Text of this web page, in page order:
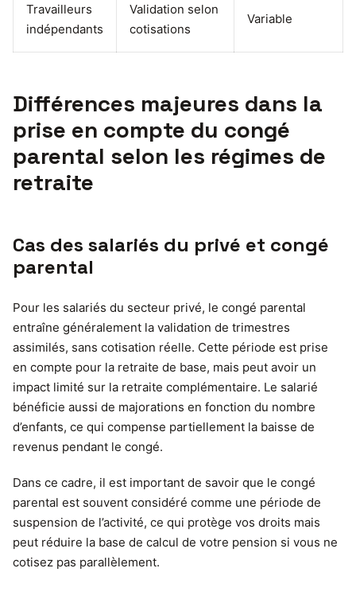
Travailleurs
indépendants
Validation selon
cotisations
Variable
Différences majeures dans la
prise en compte du congé
parental selon les régimes de
retraite
Cas des salariés du privé et congé
parental
Pour les salariés du secteur privé, le congé parental
entraîne généralement la validation de trimestres
assimilés, sans cotisation réelle. Cette période est prise
en compte pour la retraite de base, mais peut avoir un
impact limité sur la retraite complémentaire. Le salarié
bénéficie aussi de majorations en fonction du nombre
d’enfants, ce qui compense partiellement la baisse de
revenus pendant le congé.
Dans ce cadre, il est important de savoir que le congé
parental est souvent considéré comme une période de
suspension de l’activité, ce qui protège vos droits mais
peut réduire la base de calcul de votre pension si vous ne
cotisez pas parallèlement.